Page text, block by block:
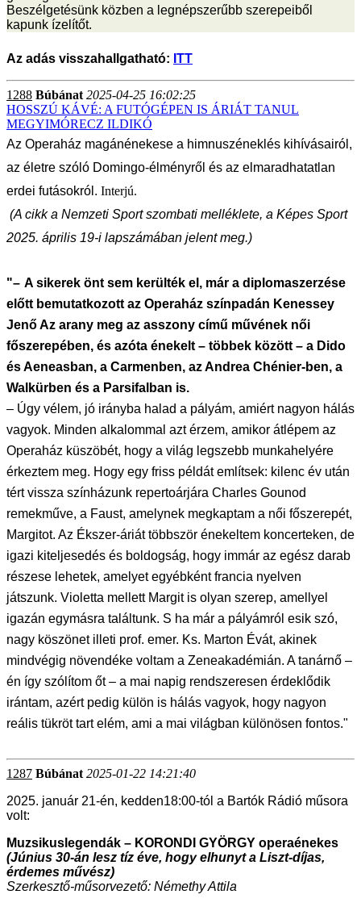
Beszélgetésünk közben a legnépszerűbb szerepeiből
kapunk ízelítőt.
Az adás visszahallgatható: ITT
1288 Búbánat 2025-04-25 16:02:25
HOSSZÚ KÁVÉ: A FUTÓGÉPEN IS ÁRIÁT TANUL
MEGYIMÓRECZ ILDIKÓ
Az Operaház magánénekese a himnuszéneklés kihívásairól,
az életre szóló Domingo-élményről és az elmaradhatatlan
erdei futásokról. Interjú.
(A cikk a Nemzeti Sport szombati melléklete, a Képes Sport
2025. április 19-i lapszámában jelent meg.)
"– A sikerek önt sem kerülték el, már a diplomaszerzése
előtt bemutatkozott az Operaház színpadán Kenessey
Jenő Az arany meg az asszony című művének női
főszere­pében, és azóta énekelt – többek között – a Dido
és Aeneasban, a Carmenben, az Andrea Chénier-ben, a
Walkürben és a Parsifalban is.
– Úgy vélem, jó irányba halad a pályám, amiért nagyon hálás
vagyok. Minden alkalommal azt érzem, amikor átlépem az
Operaház küszöbét, hogy a világ legszebb munkahelyére
érkeztem meg. Hogy egy friss példát említsek: kilenc év után
tért vissza színházunk repertoárjára Charles Gounod
remekműve, a Faust, amelynek megkaptam a női főszerepét,
Margitot. Az Ékszer-áriát többször énekeltem koncerteken, de
igazi kiteljesedés és boldogság, hogy immár az egész darab
részese lehetek, amelyet egyébként francia nyelven
játszunk. Violetta mellett Margit is olyan szerep, amellyel
igazán egymásra találtunk. S ha már a pályámról esik szó,
nagy köszönet illeti prof. emer. Ks. Marton Évát, akinek
mindvégig növendéke voltam a Zeneakadémián. A tanárnő –
én így szólítom őt – a mai napig rendszeresen érdeklődik
irántam, azért pedig külön is hálás vagyok, hogy nagyon
reális tükröt tart elém, ami a mai világban különösen fontos."
1287 Búbánat 2025-01-22 14:21:40
2025. január 21-én, kedden18:00-tól a Bartók Rádió műsora
volt:
Muzsikuslegendák – KORONDI GYÖRGY operaénekes
(Június 30-án lesz tíz éve, hogy elhunyt a Liszt-díjas,
érdemes művész)
Szerkesztő-műsorvezető: Némethy Attila